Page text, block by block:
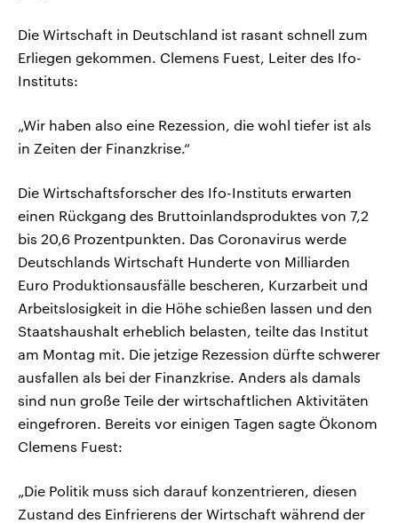
Die Wirtschaft in Deutschland ist rasant schnell zum
Erliegen gekommen. Clemens Fuest, Leiter des Ifo-
Instituts:
„Wir haben also eine Rezession, die wohl tiefer ist als
in Zeiten der Finanzkrise.“
Die Wirtschaftsforscher des Ifo-Instituts erwarten
einen Rückgang des Bruttoinlandsproduktes von 7,2
bis 20,6 Prozentpunkten. Das Coronavirus werde
Deutschlands Wirtschaft Hunderte von Milliarden
Euro Produktionsausfälle bescheren, Kurzarbeit und
Arbeitslosigkeit in die Höhe schießen lassen und den
Staatshaushalt erheblich belasten, teilte das Institut
am Montag mit. Die jetzige Rezession dürfte schwerer
ausfallen als bei der Finanzkrise. Anders als damals
sind nun große Teile der wirtschaftlichen Aktivitäten
eingefroren. Bereits vor einigen Tagen sagte Ökonom
Clemens Fuest:
„Die Politik muss sich darauf konzentrieren, diesen
Zustand des Einfrierens der Wirtschaft während der